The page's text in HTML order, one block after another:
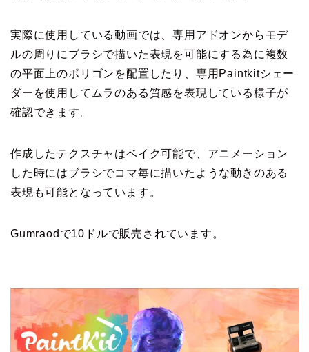
実際に使用している動画では、専用アドオンからモデ
ルの周りにブラシで描いた表現を可能にする為に複数
の平面上のポリゴンを配置したり、専用Paintkitシェー
ダーを使用してムラのある質感を表現している様子が
確認できます。
作成したテクスチャはベイク可能で、アニメーション
した時にはブラシでコマ毎に描いたような動きのある
表現も可能となっています。
Gumraodで10ドルで販売されています。